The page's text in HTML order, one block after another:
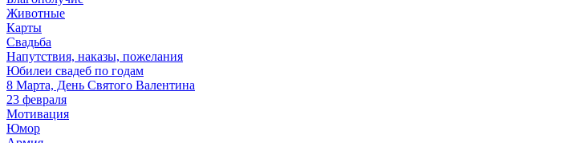
Животные
Карты
Свадьба
Напутствия, наказы, пожелания
Юбилеи свадеб по годам
8 Марта, День Святого Валентина
23 февраля
Мотивация
Юмор